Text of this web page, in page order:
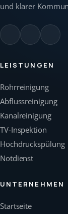
und klarer
LEISTUNGEN
Rohrreinigung
Abflussreinigung
Kanalreinigung
TV-Inspektion
Hochdruckspülung
Notdienst
UNTERNEHMEN
Startseite